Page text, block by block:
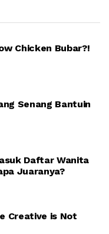
Chicken Bubar?!
Senang Bantuin
Daftar Wanita
Juaranya?
Creative is Not